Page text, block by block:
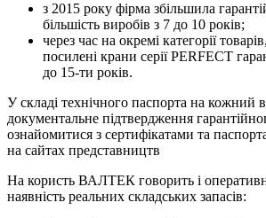
з 2015 року фірма збільшила
більшість виробів з 7 до 10 років;
через час на окремі категорії
посилені крани серії PERFECT
до 15-ти років.
У складі технічного паспорта на кожний
документальне підтвердження
ознайомитися з сертифікатами та
на сайтах представництв
На користь ВАЛТЕК говорить і
наявність реальних складських запасів: